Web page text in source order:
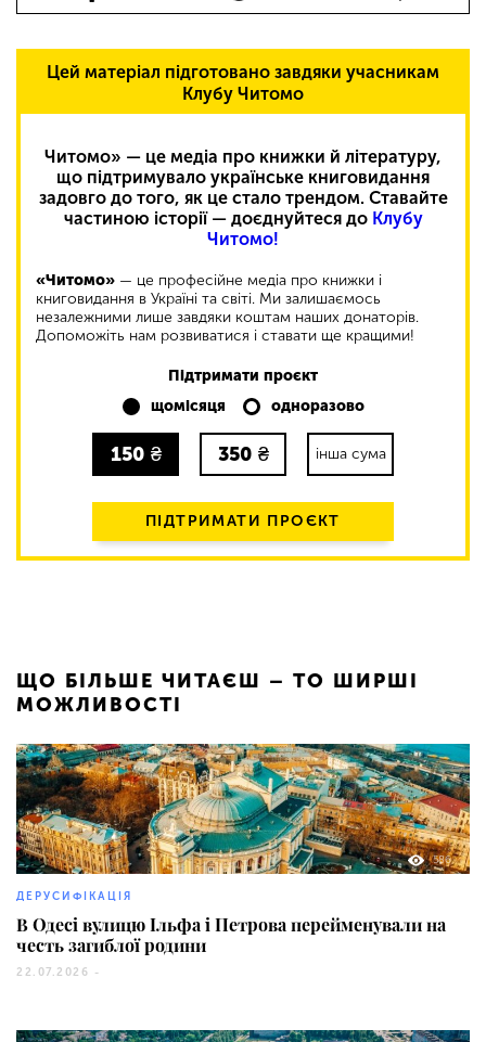
Цей матеріал підготовано завдяки учасникам
Клубу Читомо
Читомо» — це медіа про книжки й літературу,
що підтримувало українське книговидання
задовго до того, як це стало трендом. Ставайте
частиною історії — доєднуйтеся до Клубу
Читомо!
«Читомо» — це професійне медіа про книжки і
книговидання в Україні та світі. Ми залишаємось
незалежними лише завдяки коштам наших донаторів.
Допоможіть нам розвиватися і ставати ще кращими!
Підтримати проєкт
щомісяця
одноразово
150 ₴ 350 ₴ інша сума
ПІДТРИМАТИ ПРОЄКТ
ЩО БІЛЬШЕ ЧИТАЄШ – ТО ШИРШІ
МОЖЛИВОСТІ
586
ДЕРУСИФІКАЦІЯ
В Одесі вулицю Ільфа і Петрова перейменували на
честь загиблої родини
22.07.2026 -